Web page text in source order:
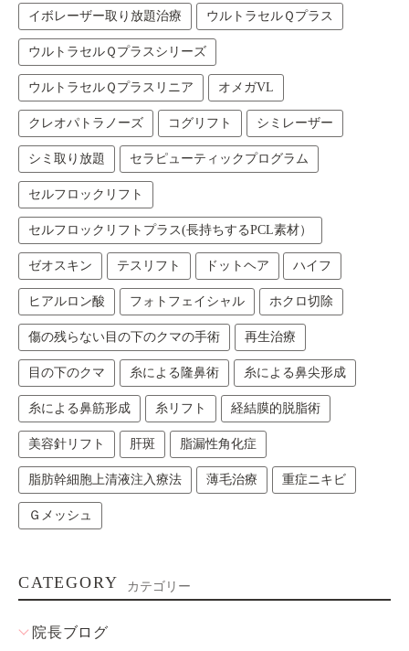
イボレーザー取り放題治療 ウルトラセルＱプラス
ウルトラセルＱプラスシリーズ
ウルトラセルＱプラスリニア オメガVL
クレオパトラノーズ コグリフト シミレーザー
シミ取り放題 セラピューティックプログラム
セルフロックリフト
セルフロックリフトプラス(長持ちするPCL素材）
ゼオスキン テスリフト ドットヘア ハイフ
ヒアルロン酸 フォトフェイシャル ホクロ切除
傷の残らない目の下のクマの手術 再生治療
目の下のクマ 糸による隆鼻術 糸による鼻尖形成
糸による鼻筋形成 糸リフト 経結膜的脱脂術
美容針リフト 肝斑 脂漏性角化症
脂肪幹細胞上清液注入療法 薄毛治療 重症ニキビ
Ｇメッシュ
CATEGORY カテゴリー
院長ブログ